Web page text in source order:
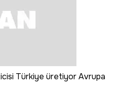
Türkiye üretiyor Avrupa